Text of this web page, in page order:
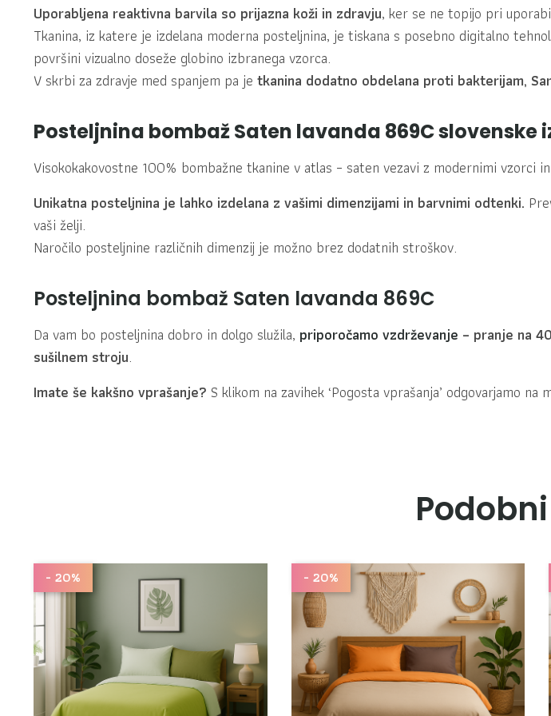
Uporabljena reaktivna barvila so prijazna koži in zdravju, ker se ne topijo pri
Tkanina, iz katere je izdelana moderna posteljnina, je tiskana s posebno digitalno
površini vizualno doseže globino izbranega vzorca.
V skrbi za zdravje med spanjem pa je tkanina dodatno obdelana proti bakterijam,
Posteljnina bombaž Saten lavanda 869C slovenske
Visokokakovostne 100% bombažne tkanine v atlas – saten vezavi z modernimi vzorci
Unikatna posteljnina je lahko izdelana z vašimi dimenzijami in barvnimi odtenki.
vaši želji.
Naročilo posteljnine različnih dimenzij je možno brez dodatnih stroškov.
Posteljnina bombaž Saten lavanda 869C
Da vam bo posteljnina dobro in dolgo služila, priporočamo vzdrževanje – pranje na
sušilnem stroju.
Imate še kakšno vprašanje? S klikom na zavihek ‘Pogosta vprašanja’ odgovarjamo
- 20% - 20%